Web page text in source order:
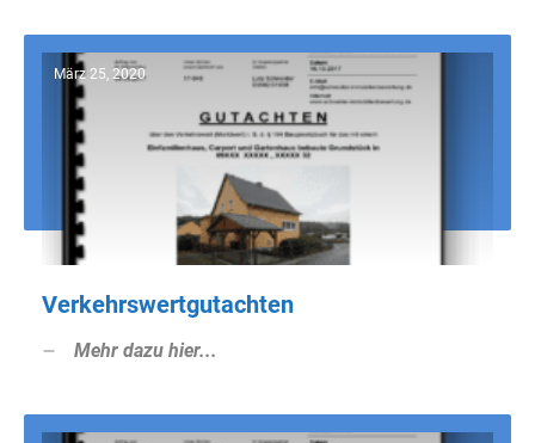
März 25, 2020
Verkehrswertgutachten
Mehr dazu hier...